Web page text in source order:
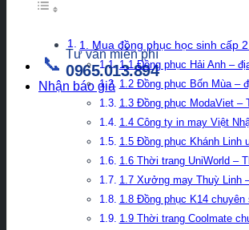
📞 Tư vấn miễn phí
0965.013.894
Nhận báo giá
1. Mua đồng phục học sinh cấp
1.1 Đồng phục Hải Anh –
1.2 Đồng phục Bốn Mùa –
1.3 Đồng phục ModaViet –
1.4 Công ty in may Việt
1.5 Đồng phục Khánh Linh
1.6 Thời trang UniWorld –
1.7 Xưởng may Thuỳ Linh
1.8 Đồng phục K14
1.9 Thời trang Coolmate